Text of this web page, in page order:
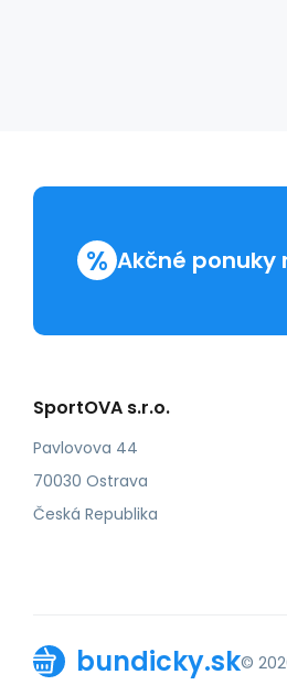
% Akčné
SportOVA s.r.o.
Pavlovova 44
70030 Ostrava
Česká Republika
bundicky.sk©